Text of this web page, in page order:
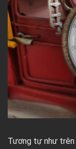
Tương tự như trên